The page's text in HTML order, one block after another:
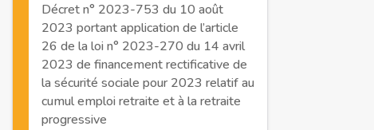
Décret n° 2023-753 du 10 août
2023 portant application de l’article
26 de la loi n° 2023-270 du 14 avril
2023 de financement rectificative de
la sécurité sociale pour 2023 relatif au
cumul emploi retraite et à la retraite
progressive